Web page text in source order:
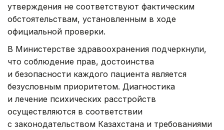
утверждения не соответствуют фактическим
обстоятельствам, установленным в ходе
официальной проверки.
В Министерстве здравоохранения подчеркнули,
что соблюдение прав, достоинства
и безопасности каждого пациента является
безусловным приоритетом. Диагностика
и лечение психических расстройств
осуществляются в соответствии
с законодательством Казахстана и требованиями